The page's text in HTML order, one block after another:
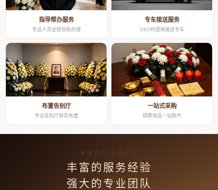
指导帮办服务
专业人员全程协助办理
专车接送服务
24小时遗体接送专车
布置告别厅
专业告别厅鲜花布置
一站式采购
殡葬用品一站购齐
高端品质 按需定制
丰富的服务经验
强大的专业团队